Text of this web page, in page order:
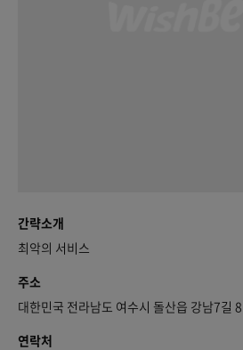
간략소개
최악의 서비스
주소
대한민국 전라남도 여수시 돌산읍 강남7길 8
연락처